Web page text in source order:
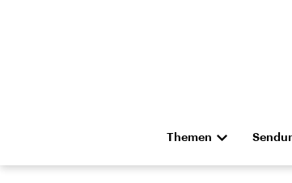
Themen
Die Nachrichten